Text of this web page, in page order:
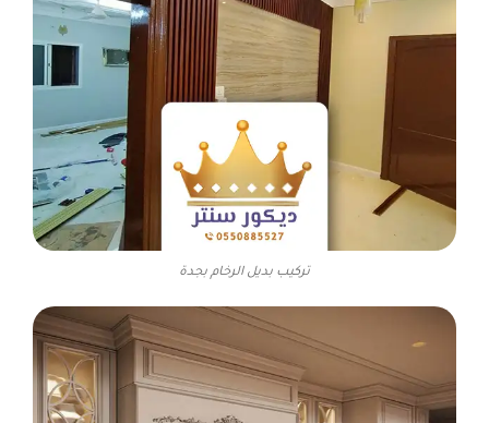
تركيب بديل الرخام بجدة